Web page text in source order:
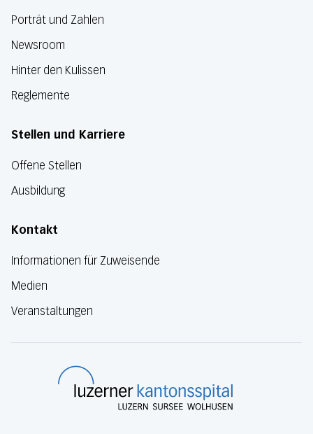
Porträt und Zahlen
Newsroom
Hinter den Kulissen
Reglemente
Stellen und Karriere
Offene Stellen
Ausbildung
Kontakt
Informationen für Zuweisende
Medien
Veranstaltungen